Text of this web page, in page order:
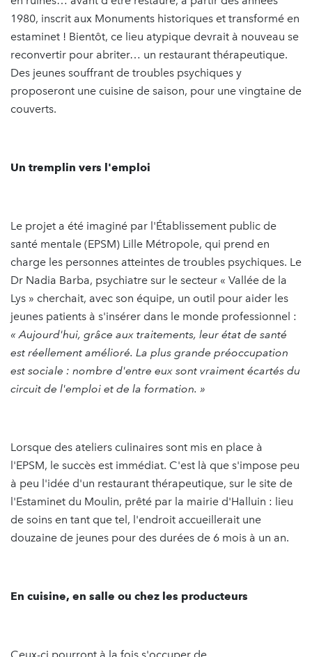
1980, inscrit aux Monuments historiques et transformé en
estaminet ! Bientôt, ce lieu atypique devrait à nouveau se
reconvertir pour abriter… un restaurant thérapeutique.
Des jeunes souffrant de troubles psychiques y
proposeront une cuisine de saison, pour une vingtaine de
couverts.
Un tremplin vers l'emploi
Le projet a été imaginé par l'Établissement public de
santé mentale (EPSM) Lille Métropole, qui prend en
charge les personnes atteintes de troubles psychiques. Le
Dr Nadia Barba, psychiatre sur le secteur « Vallée de la
Lys » cherchait, avec son équipe, un outil pour aider les
jeunes patients à s'insérer dans le monde professionnel :
« Aujourd'hui, grâce aux traitements, leur état de santé
est réellement amélioré. La plus grande préoccupation
est sociale : nombre d'entre eux sont vraiment écartés du
circuit de l'emploi et de la formation. »
Lorsque des ateliers culinaires sont mis en place à
l'EPSM, le succès est immédiat. C'est là que s'impose peu
à peu l'idée d'un restaurant thérapeutique, sur le site de
l'Estaminet du Moulin, prêté par la mairie d'Halluin : lieu
de soins en tant que tel, l'endroit accueillerait une
douzaine de jeunes pour des durées de 6 mois à un an.
En cuisine, en salle ou chez les producteurs